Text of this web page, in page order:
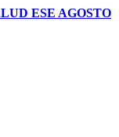
ESE AGOSTO